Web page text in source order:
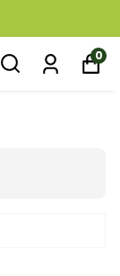
0